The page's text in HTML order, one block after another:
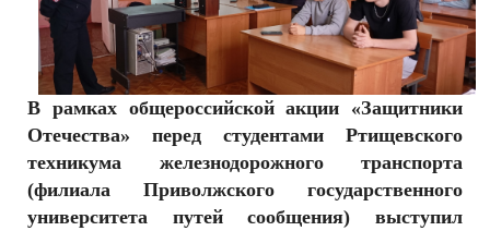
В рамках общероссийской акции «Защитники
Отечества» перед студентами Ртищевского
техникума железнодорожного транспорта
(филиала Приволжского государственного
университета путей сообщения) выступил